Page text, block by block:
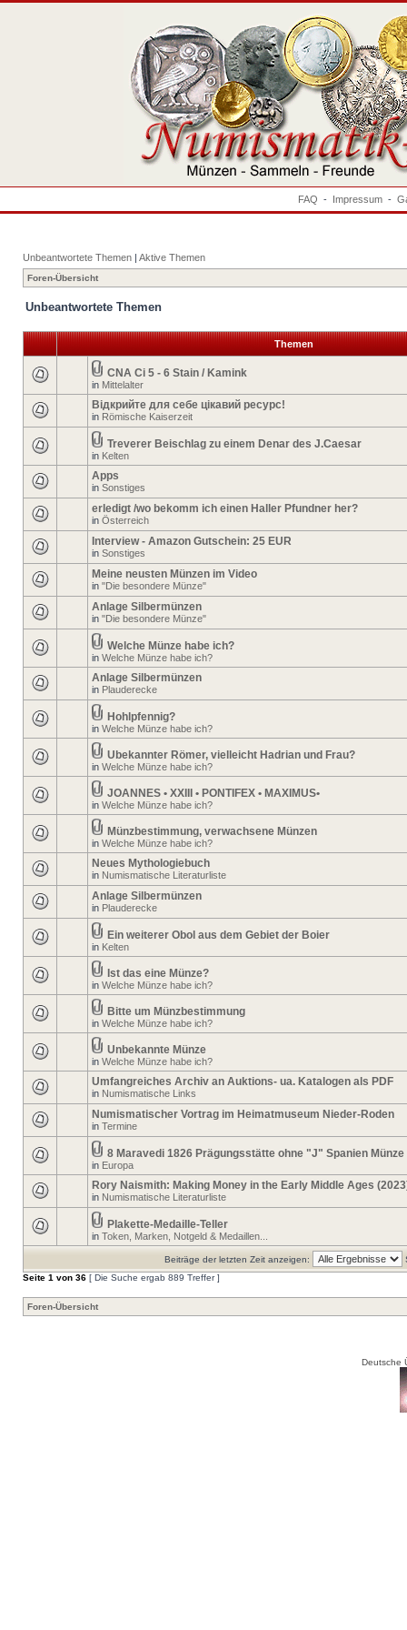
FAQ - Impressum -
Unbeantwortete Themen | Aktive Themen
Foren-Übersicht
Unbeantwortete Themen
Themen
CNA Ci 5 - 6 Stain / Kamink
in Mittelalter
Відкрийте для себе цікавий ресурс!
in Römische Kaiserzeit
Treverer Beischlag zu einem Denar des J.Caesar
in Kelten
Apps
in Sonstiges
erledigt /wo bekomm ich einen Haller Pfundner her?
in Österreich
Interview - Amazon Gutschein: 25 EUR
in Sonstiges
Meine neusten Münzen im Video
in "Die besondere Münze"
Anlage Silbermünzen
in "Die besondere Münze"
Welche Münze habe ich?
in Welche Münze habe ich?
Anlage Silbermünzen
in Plauderecke
Hohlpfennig?
in Welche Münze habe ich?
Ubekannter Römer, vielleicht Hadrian und Frau?
in Welche Münze habe ich?
JOANNES • XXIII • PONTIFEX • MAXIMUS•
in Welche Münze habe ich?
Münzbestimmung, verwachsene Münzen
in Welche Münze habe ich?
Neues Mythologiebuch
in Numismatische Literaturliste
Anlage Silbermünzen
in Plauderecke
Ein weiterer Obol aus dem Gebiet der Boier
in Kelten
Ist das eine Münze?
in Welche Münze habe ich?
Bitte um Münzbestimmung
in Welche Münze habe ich?
Unbekannte Münze
in Welche Münze habe ich?
Umfangreiches Archiv an Auktions- ua. Katalogen als PDF
in Numismatische Links
Numismatischer Vortrag im Heimatmuseum Nieder-Roden
in Termine
8 Maravedi 1826 Prägungsstätte ohne "J" Spanien Münze
in Europa
Rory Naismith: Making Money in the Early Middle Ages
in Numismatische Literaturliste
Plakette-Medaille-Teller
in Token, Marken, Notgeld & Medaillen...
Beiträge der letzten Zeit anzeigen:
Seite 1 von 36 [ Die Suche ergab 889 Treffer ]
Foren-Übersicht
Deutsche